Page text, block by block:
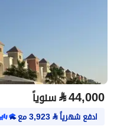
⃁44,000 سنوياً
ادفع شهرياً⃁
3,923مع